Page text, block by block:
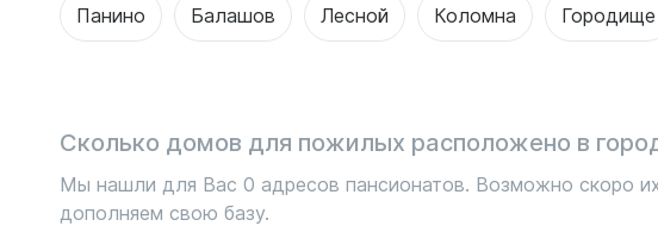
Панино Балашов Лесной Коломна Городище
Сколько домов для пожилых расположено в
Мы нашли для Вас 0 адресов пансионатов. Возможно скоро
дополняем свою базу.